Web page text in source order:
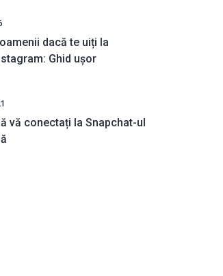
dacă te uiți la
Ghid ușor
vă conectați la Snapchat-ul